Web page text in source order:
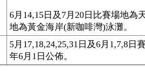
6月14,15日及7月20日比賽場地為
地為黃金海岸(新咖啡灣)泳灘。
5月17,18,24,25,31日及6月1,7,8日
年6月1日公佈。